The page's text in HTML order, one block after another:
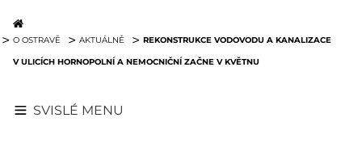
O OSTRAVĚ AKTUÁLNĚ
REKONSTRUKCE VODOVODU A KANALIZACE
V ULICÍCH HORNOPOLNÍ A NEMOCNIČNÍ ZAČNE V KVĚTNU
SVISLÉ MENU